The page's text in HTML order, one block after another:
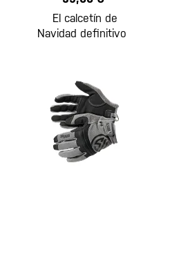
El calcetín de
Navidad definitivo